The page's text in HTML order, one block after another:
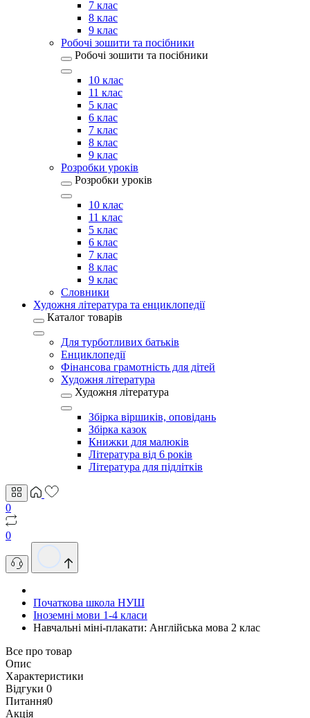
7 клас
8 клас
9 клас
Робочі зошити та посібники
Робочі зошити та посібники
10 клас
11 клас
5 клас
6 клас
7 клас
8 клас
9 клас
Розробки уроків
Розробки уроків
10 клас
11 клас
5 клас
6 клас
7 клас
8 клас
9 клас
Словники
Художня література та енциклопедії
Каталог товарів
Для турботливих батьків
Енциклопедії
Фінансова грамотність для дітей
Художня література
Художня література
Збірка віршиків, оповідань
Збірка казок
Книжки для малюків
Література від 6 років
Література для підлітків
0
0
Початкова школа НУШ
Іноземні мови 1-4 класи
Навчальні міні-плакати: Англійська мова 2 клас
Все про товар
Опис
Характеристики
Відгуки 0
Питання0
Акція